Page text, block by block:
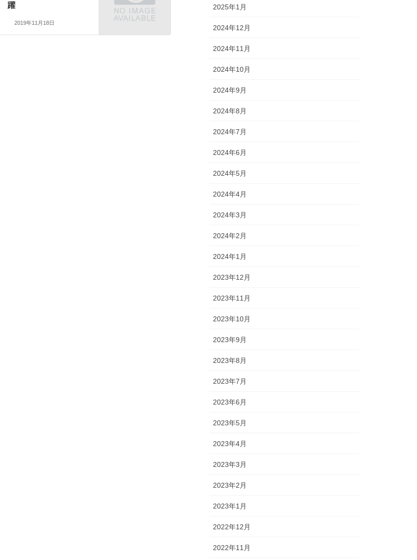
躍
2019年11月18日
2025年1月
2024年12月
2024年11月
2024年10月
2024年9月
2024年8月
2024年7月
2024年6月
2024年5月
2024年4月
2024年3月
2024年2月
2024年1月
2023年12月
2023年11月
2023年10月
2023年9月
2023年8月
2023年7月
2023年6月
2023年5月
2023年4月
2023年3月
2023年2月
2023年1月
2022年12月
2022年11月